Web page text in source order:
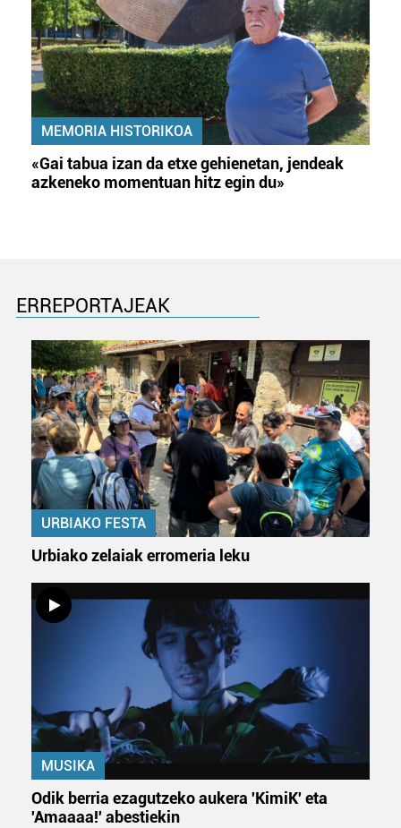
MEMORIA HISTORIKOA
«Gai tabua izan da etxe gehienetan, jendeak
azkeneko momentuan hitz egin du»
ERREPORTAJEAK
URBIAKO FESTA
Urbiako zelaiak erromeria leku
MUSIKA
Odik berria ezagutzeko aukera 'KimiK' eta
'Amaaaa!' abestiekin